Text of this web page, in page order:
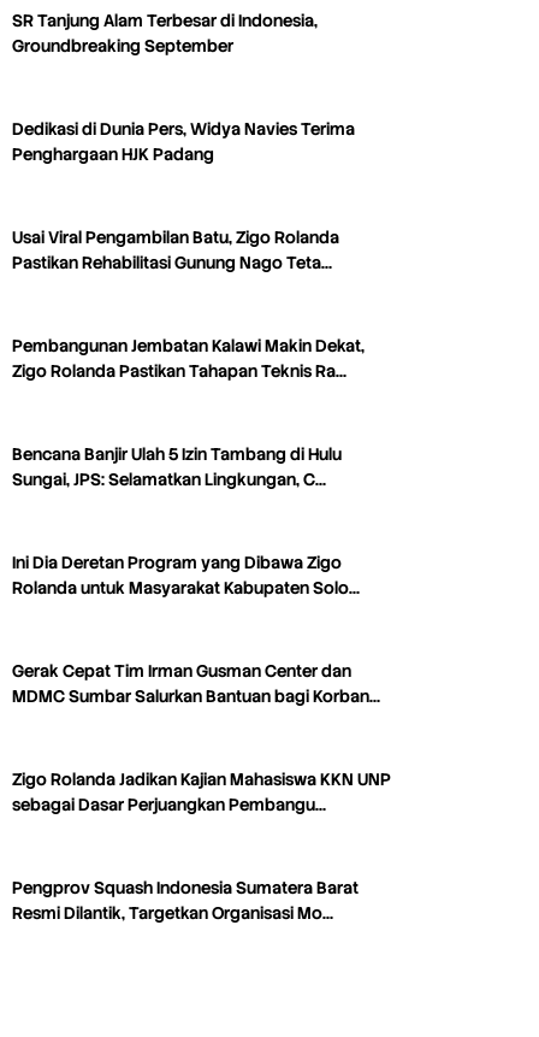
SR Tanjung Alam Terbesar di Indonesia,
Groundbreaking September
Dedikasi di Dunia Pers, Widya Navies Terima
Penghargaan HJK Padang
Usai Viral Pengambilan Batu, Zigo Rolanda
Pastikan Rehabilitasi Gunung Nago Teta…
Pembangunan Jembatan Kalawi Makin Dekat,
Zigo Rolanda Pastikan Tahapan Teknis Ra…
Bencana Banjir Ulah 5 Izin Tambang di Hulu
Sungai, JPS: Selamatkan Lingkungan, C…
Ini Dia Deretan Program yang Dibawa Zigo
Rolanda untuk Masyarakat Kabupaten Solo…
Gerak Cepat Tim Irman Gusman Center dan
MDMC Sumbar Salurkan Bantuan bagi Korban…
Zigo Rolanda Jadikan Kajian Mahasiswa KKN UNP
sebagai Dasar Perjuangkan Pembangu…
Pengprov Squash Indonesia Sumatera Barat
Resmi Dilantik, Targetkan Organisasi Mo…